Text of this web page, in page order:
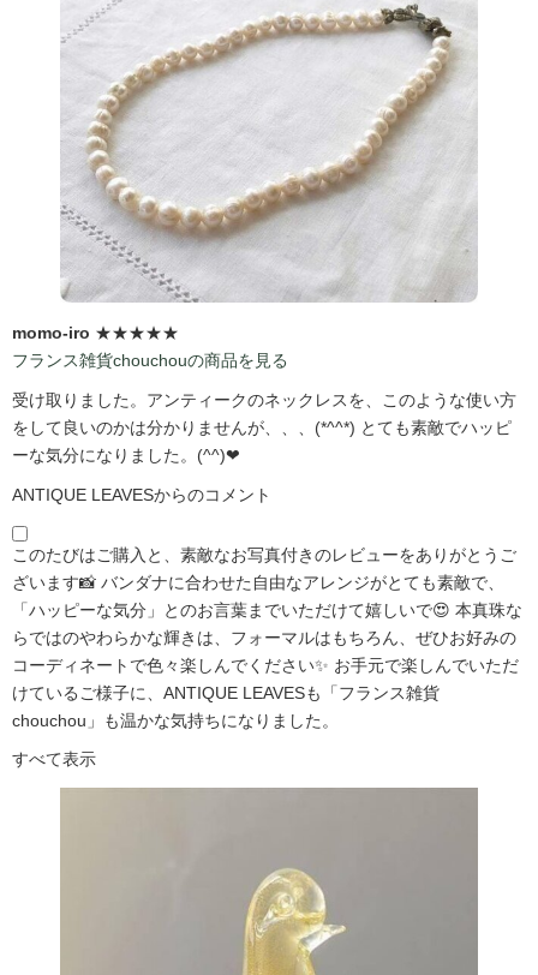
momo-iro ★★★★★
フランス雑貨chouchouの商品を見る
受け取りました。アンティークのネックレスを、このような使い方
をして良いのかは分かりませんが、、、(*^^*) とても素敵でハッピ
ーな気分になりました。(^^)❤
ANTIQUE LEAVESからのコメント
このたびはご購入と、素敵なお写真付きのレビューをありがとうご
ざいます📸 バンダナに合わせた自由なアレンジがとても素敵で、
「ハッピーな気分」とのお言葉までいただけて嬉しいで😍 本真珠な
らではのやわらかな輝きは、フォーマルはもちろん、ぜひお好みの
コーディネートで色々楽しんでください✨ お手元で楽しんでいただ
けているご様子に、ANTIQUE LEAVESも「フランス雑貨
chouchou」も温かな気持ちになりました。
すべて表示